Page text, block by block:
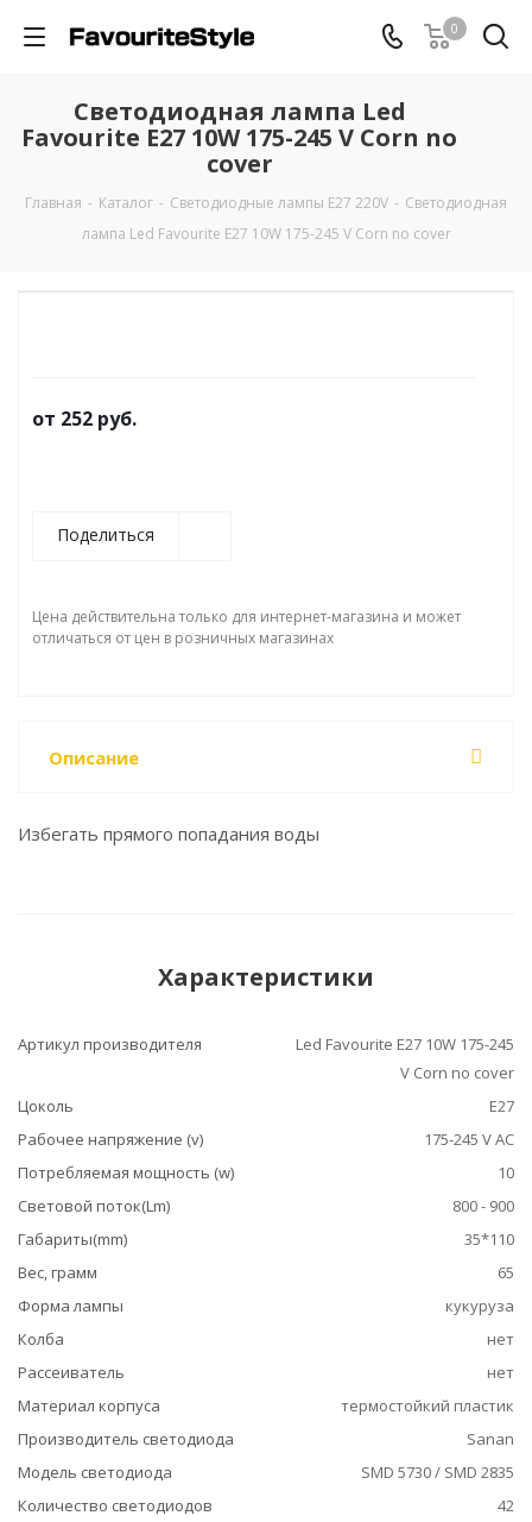
0
Светодиодная лампа Led
Favourite E27 10W 175-245 V Corn no
cover
Главная - Каталог - Светодиодные лампы E27 220V - Светодиодная
лампа Led Favourite E27 10W 175-245 V Corn no cover
от 252 руб.
Поделиться
Цена действительна только для интернет-магазина и может
отличаться от цен в розничных магазинах
Описание
Избегать прямого попадания воды
Характеристики
Артикул производителя
Led Favourite E27 10W 175-245
V Corn no cover
Цоколь
E27
Рабочее напряжение (v)
175-245 V AC
Потребляемая мощность (w)
10
Световой поток(Lm)
800 - 900
Габариты(mm)
35*110
Вес, грамм
65
Форма лампы
кукуруза
Колба
нет
Рассеиватель
нет
Материал корпуса
термостойкий пластик
Производитель светодиода
Sanan
Модель светодиода
SMD 5730 / SMD 2835
Количество светодиодов
42